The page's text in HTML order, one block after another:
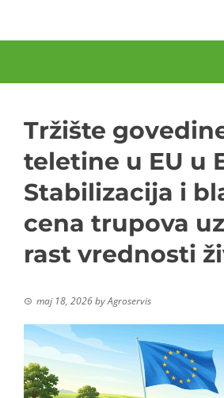
Tržište
teletine u EU u
Stabilizacija i
cena trupova
rast vrednosti
maj 18, 2026byAgroservis